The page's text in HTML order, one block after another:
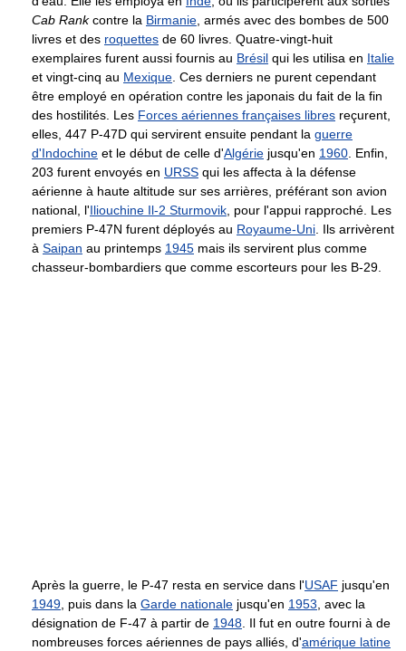
Cab Rankcontre la Birmanie, armés avec des bombes de 500
livres et des roquettes de 60 livres. Quatre-vingt-huit
exemplaires furent aussi fournis au Brésil qui les utilisa en Italie
et vingt-cinq au Mexique. Ces derniers ne purent cependant
être employé en opération contre les japonais du fait de la fin
des hostilités. Les Forces aériennes françaises libres reçurent,
elles, 447 P-47D qui servirent ensuite pendant la guerre
d'Indochine et le début de celle d'Algérie jusqu'en 1960. Enfin,
203 furent envoyés en URSS qui les affecta à la défense
aérienne à haute altitude sur ses arrières, préférant son avion
national, l'Iliouchine Il-2 Sturmovik, pour l'appui rapproché. Les
premiers P-47N furent déployés au Royaume-Uni. Ils arrivèrent
à Saipan au printemps 1945 mais ils servirent plus comme
chasseur-bombardiers que comme escorteurs pour les B-29.
Après la guerre, le P-47 resta en service dans l'USAF jusqu'en
1949, puis dans la Garde nationale jusqu'en 1953, avec la
désignation de F-47 à partir de 1948. Il fut en outre fourni à de
nombreuses forces aériennes de pays alliés, d'amérique latine